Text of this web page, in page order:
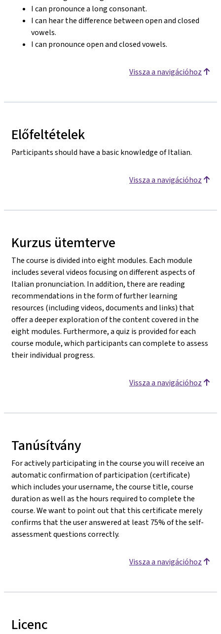
I can pronounce a long consonant.
I can hear the difference between open and closed
vowels.
I can pronounce open and closed vowels.
Vissza a navigációhoz
Előfeltételek
Participants should have a basic knowledge of Italian.
Vissza a navigációhoz
Kurzus ütemterve
The course is divided into eight modules. Each module
includes several videos focusing on different aspects of
Italian pronunciation. In addition, there are reading
recommendations in the form of further learning
resources (including videos, documents and links) that
offer a deeper exploration of the content covered in the
eight modules. Furthermore, a quiz is provided for each
course module, which participants can complete to assess
their individual progress.
Vissza a navigációhoz
Tanúsítvány
For actively participating in the course you will receive an
automatic confirmation of participation (certificate)
which includes your username, the course title, course
duration as well as the hours required to complete the
course. We want to point out that this certificate merely
confirms that the user answered at least 75% of the self-
assessment questions correctly.
Vissza a navigációhoz
Licenc